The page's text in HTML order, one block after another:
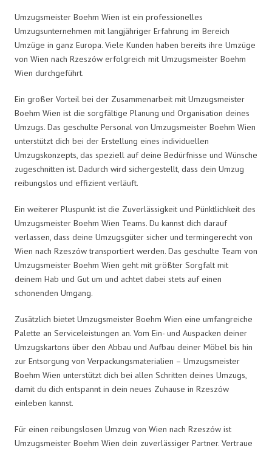
Umzugsmeister Boehm Wien ist ein professionelles
Umzugsunternehmen mit langjähriger Erfahrung im Bereich
Umzüge in ganz Europa. Viele Kunden haben bereits ihre Umzüge
von Wien nach Rzeszów erfolgreich mit Umzugsmeister Boehm
Wien durchgeführt.
Ein großer Vorteil bei der Zusammenarbeit mit Umzugsmeister
Boehm Wien ist die sorgfältige Planung und Organisation deines
Umzugs. Das geschulte Personal von Umzugsmeister Boehm Wien
unterstützt dich bei der Erstellung eines individuellen
Umzugskonzepts, das speziell auf deine Bedürfnisse und Wünsche
zugeschnitten ist. Dadurch wird sichergestellt, dass dein Umzug
reibungslos und effizient verläuft.
Ein weiterer Pluspunkt ist die Zuverlässigkeit und Pünktlichkeit des
Umzugsmeister Boehm Wien Teams. Du kannst dich darauf
verlassen, dass deine Umzugsgüter sicher und termingerecht von
Wien nach Rzeszów transportiert werden. Das geschulte Team von
Umzugsmeister Boehm Wien geht mit größter Sorgfalt mit
deinem Hab und Gut um und achtet dabei stets auf einen
schonenden Umgang.
Zusätzlich bietet Umzugsmeister Boehm Wien eine umfangreiche
Palette an Serviceleistungen an. Vom Ein- und Auspacken deiner
Umzugskartons über den Abbau und Aufbau deiner Möbel bis hin
zur Entsorgung von Verpackungsmaterialien – Umzugsmeister
Boehm Wien unterstützt dich bei allen Schritten deines Umzugs,
damit du dich entspannt in dein neues Zuhause in Rzeszów
einleben kannst.
Für einen reibungslosen Umzug von Wien nach Rzeszów ist
Umzugsmeister Boehm Wien dein zuverlässiger Partner. Vertraue